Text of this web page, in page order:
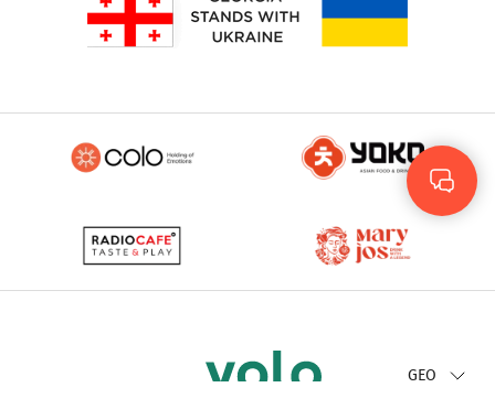
GEO
Rus